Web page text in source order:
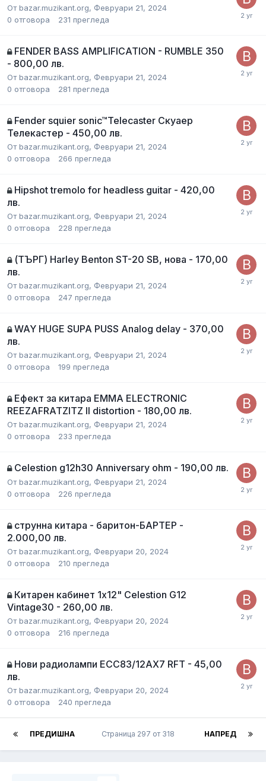
Отbazar.muzikant.org, Февруари 21, 2024
0 отговора 231 прегледа
FENDER BASS AMPLIFICATION - RUMBLE 350
- 800,00 лв.
Отbazar.muzikant.org, Февруари 21, 2024
0 отговора 281 прегледа
Fender squier sonic™Telecaster Скуаер
Телекастер - 450,00 лв.
Отbazar.muzikant.org, Февруари 21, 2024
0 отговора 266 прегледа
Hipshot tremolo for headless guitar - 420,00
лв.
Отbazar.muzikant.org, Февруари 21, 2024
0 отговора 228 прегледа
(ТЪРГ) Harley Benton ST-20 SB, нова - 170,00
лв.
Отbazar.muzikant.org, Февруари 21, 2024
0 отговора 247 прегледа
WAY HUGE SUPA PUSS Analog delay - 370,00
лв.
Отbazar.muzikant.org, Февруари 21, 2024
0 отговора 199 прегледа
Ефект за китара EMMA ELECTRONIC
REEZAFRATZITZ II distortion - 180,00 лв.
Отbazar.muzikant.org, Февруари 21, 2024
0 отговора 233 прегледа
Celestion g12h30 Anniversary ohm - 190,00 лв.
Отbazar.muzikant.org, Февруари 21, 2024
0 отговора 226 прегледа
струнна китара - баритон-БАРТЕР -
2.000,00 лв.
Отbazar.muzikant.org, Февруари 20, 2024
0 отговора 210 прегледа
Китарен кабинет 1х12" Celestion G12
Vintage30 - 260,00 лв.
Отbazar.muzikant.org, Февруари 20, 2024
0 отговора 216 прегледа
Нови радиолампи ECC83/12AX7 RFT - 45,00
лв.
Отbazar.muzikant.org, Февруари 20, 2024
0 отговора 240 прегледа
ПРЕДИШНА НАПРЕД
Страница 297 от 318